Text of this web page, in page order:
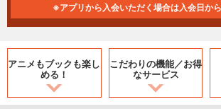
※アプリから入会いただく場合は入会日か
アニメもブックも楽し
める！
こだわりの機能／お得
なサービス